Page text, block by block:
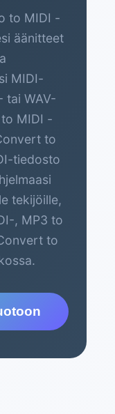
to MIDI -
äänitteet
MIDI-
tai WAV-
MIDI -
to
tiedosto
tekijöille,
, MP3 to
to